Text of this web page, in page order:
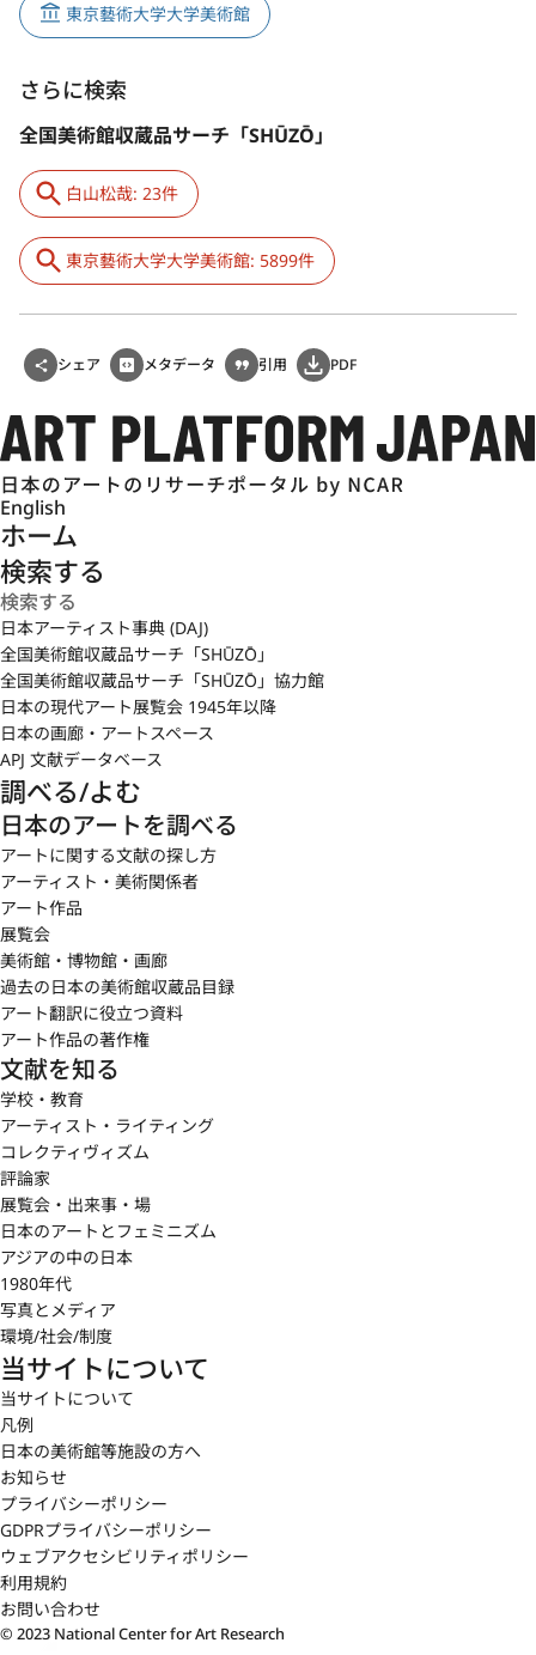
東京藝術大学大学美術館
さらに検索
全国美術館収蔵品サーチ「SHŪZŌ」
白山松哉: 23件
東京藝術大学大学美術館: 5899件
シェア メタデータ 引用 PDF
English
ホーム
検索する
日本アーティスト事典 (DAJ)
全国美術館収蔵品サーチ「SHŪZŌ」
全国美術館収蔵品サーチ「SHŪZŌ」協力館
日本の現代アート展覧会 1945年以降
日本の画廊・アートスペース
APJ 文献データベース
調べる/よむ
日本のアートを調べる
アートに関する文献の探し方
アーティスト・美術関係者
アート作品
展覧会
美術館・博物館・画廊
過去の日本の美術館収蔵品目録
アート翻訳に役立つ資料
アート作品の著作権
文献を知る
学校・教育
アーティスト・ライティング
コレクティヴィズム
評論家
展覧会・出来事・場
日本のアートとフェミニズム
アジアの中の日本
1980年代
写真とメディア
環境/社会/制度
当サイトについて
当サイトについて
凡例
日本の美術館等施設の方へ
お知らせ
プライバシーポリシー
GDPRプライバシーポリシー
ウェブアクセシビリティポリシー
利用規約
お問い合わせ
© 2023 National Center for Art Research